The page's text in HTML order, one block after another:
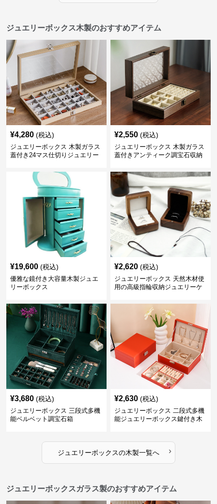
ジュエリーボックス木製のおすすめアイテム
¥4,280 (税込)
ジュエリーボックス 木製ガラス
蓋付き24マス仕切りジュエリー
¥2,550 (税込)
ジュエリーボックス 木製ガラス
蓋付きアンティーク調宝石収納
¥19,600 (税込)
優雅な鏡付き大容量木製ジュエ
リーボックス
¥2,620 (税込)
ジュエリーボックス 天然木材使
用の高級指輪収納ジュエリーケ
¥3,680 (税込)
ジュエリーボックス 三段式多機
能ベルベット調宝石箱
¥2,630 (税込)
ジュエリーボックス 二段式多機
能ジュエリーボックス鍵付き木
ジュエリーボックスの木製一覧へ ›
ジュエリーボックスガラス製のおすすめアイテム